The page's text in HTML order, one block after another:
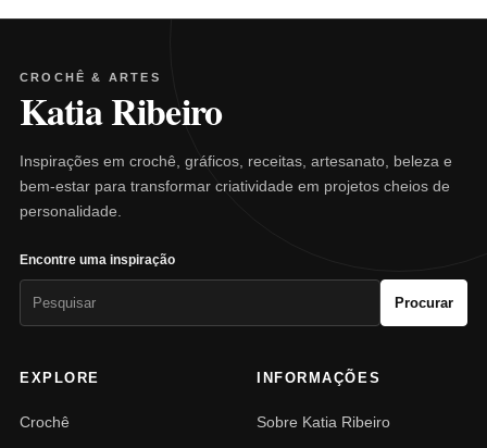
CROCHÊ & ARTES
Katia Ribeiro
Inspirações em crochê, gráficos, receitas, artesanato, beleza e
bem-estar para transformar criatividade em projetos cheios de
personalidade.
Encontre uma inspiração
Procurar
EXPLORE
Crochê
INFORMAÇÕES
Sobre Katia Ribeiro